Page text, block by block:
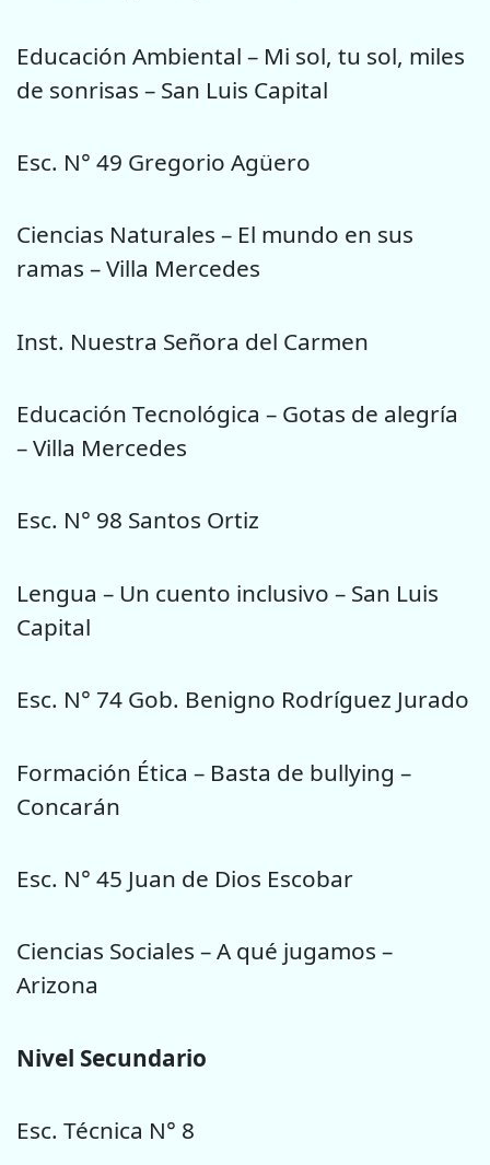
Educación Ambiental – Mi sol, tu sol, miles
de sonrisas – San Luis Capital
Esc. N° 49 Gregorio Agüero
Ciencias Naturales – El mundo en sus
ramas – Villa Mercedes
Inst. Nuestra Señora del Carmen
Educación Tecnológica – Gotas de alegría
– Villa Mercedes
Esc. N° 98 Santos Ortiz
Lengua – Un cuento inclusivo – San Luis
Capital
Esc. N° 74 Gob. Benigno Rodríguez Jurado
Formación Ética – Basta de bullying –
Concarán
Esc. N° 45 Juan de Dios Escobar
Ciencias Sociales – A qué jugamos –
Arizona
Nivel Secundario
Esc. Técnica N° 8